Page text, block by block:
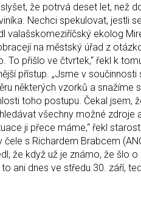
že potrvá deset let, než
Nechci spekulovat, jestli
valašskomeziříčský ekolog
na městský úřad z
To přišlo ve čtvrtek,“ řekl k
přístup. „Jsme v
některých vzorků a
toho postupu. Čekal jsem,
všechny možné zdroje
ji přece máme,“ řekl
s Richardem Brabcem
že když už je známo, že šlo
ani dnes ve středu 30. září,